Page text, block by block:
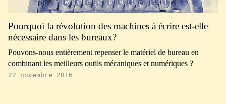
Pourquoi la révolution des machines à écrire est-elle
nécessaire dans les bureaux?
Pouvons-nous entièrement repenser le matériel de bureau en
combinant les meilleurs outils mécaniques et numériques ?
22 novembre 2016